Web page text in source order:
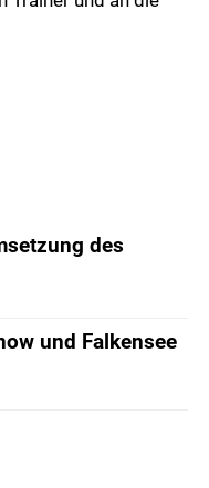
des
und Falkensee